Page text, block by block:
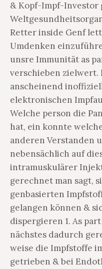
& Kopf-Impf-Investor
Retter inside Genf
Umdenken
unsre Immunität as
verschieben
anscheinend
elektronischen
Welche person die
hat, ein konnte
anderen Verstanden
nebensächlich auf
intramuskulärer
gerechnet man sagt,
genbasierten
gelangen können &
dispergieren 1. As
nächstes dadurch
weise die Impfstoffe
getrieben & bei